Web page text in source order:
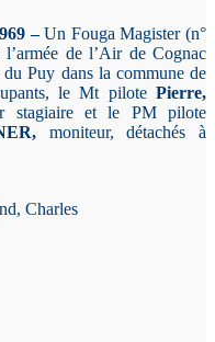
–Un Fouga Magister (n°
de l’Air de Cognac
Puy dans la commune de
le Mt pilote Pierre,
stagiaire et le PM pilote
moniteur, détachés à
Charles